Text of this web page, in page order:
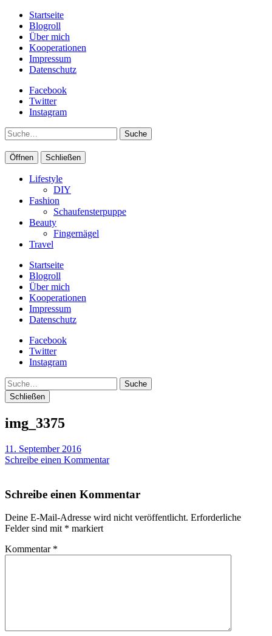
Startseite
Blogroll
Über mich
Kooperationen
Impressum
Datenschutz
Facebook
Twitter
Instagram
Suche
Öffnen Schließen
Lifestyle
DIY
Fashion
Schaufensterpuppe
Beauty
Fingernägel
Travel
Startseite
Blogroll
Über mich
Kooperationen
Impressum
Datenschutz
Facebook
Twitter
Instagram
Suche
Schließen
img_3375
11. September 2016
Schreibe einen Kommentar
Schreibe einen Kommentar
Deine E-Mail-Adresse wird nicht veröffentlicht. Erforderliche
Felder sind mit * markiert
Kommentar *